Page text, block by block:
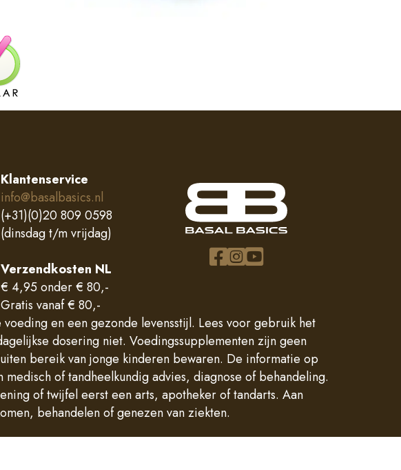
Klantenservice
info@basalbasics.nl
(+31)(0)20 809 0598
(dinsdag t/m vrijdag)
Verzendkosten NL
€ 4,95 onder € 80,-
Gratis vanaf € 80,-
en een gezonde levensstijl. Lees voor gebruik het
dosering niet. Voedingssupplementen zijn geen
bereik van jonge kinderen bewaren. De informatie op
of tandheelkundig advies, diagnose of behandeling.
of twijfel eerst een arts, apotheker of tandarts. Aan
behandelen of genezen van ziekten.